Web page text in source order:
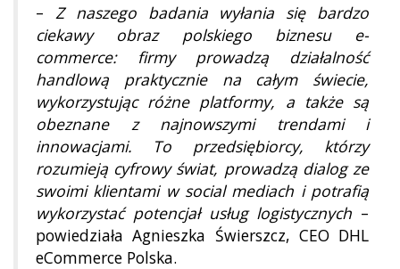
– Z naszego badania wyłania się bardzo
ciekawy obraz polskiego biznesu e-
commerce: firmy prowadzą działalność
handlową praktycznie na całym świecie,
wykorzystując różne platformy, a także są
obeznane z najnowszymi trendami i
innowacjami. To przedsiębiorcy, którzy
rozumieją cyfrowy świat, prowadzą dialog ze
swoimi klientami w social mediach i potrafią
wykorzystać potencjał usług logistycznych –
powiedziała Agnieszka Świerszcz, CEO DHL
eCommerce Polska.